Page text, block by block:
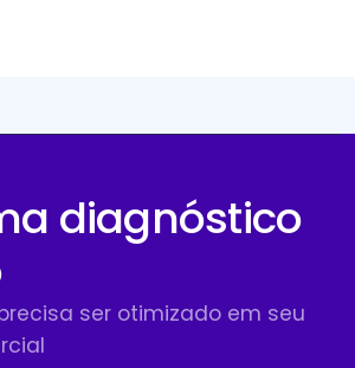
diagnóstico
ser otimizado em seu